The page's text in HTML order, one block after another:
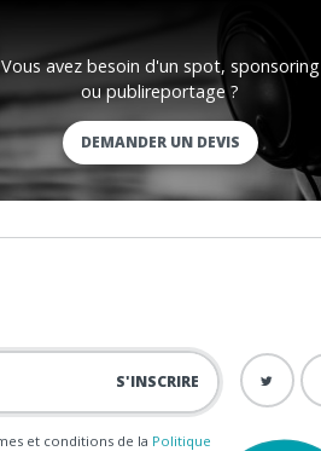
Vous avez besoin d'un spot, sponsoring
ou publireportage ?
DEMANDER UN DEVIS
et conditions de la Politique